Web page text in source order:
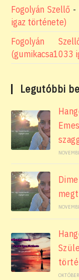
Fogolyán Szellő -
igaz története)
Fogolyán
(gumikacsa1033
Legutóbbi